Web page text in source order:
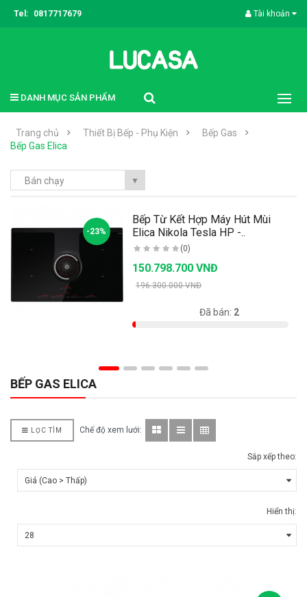
Tel: 0817717679 Tài khoản
DANH MỤC SẢN PHẨM
Trang chủ Thiết Bị Bếp - Phụ Kiện
Bếp Gas
Bếp Gas Elica
Bán chạy ▼
-23%
Bếp Từ Kết Hợp Máy Hút Mùi
Elica Nikola Tesla HP -..
(0)
150.798.700 VNĐ
196.300.000 VNĐ
Đã bán: 2
BẾP GAS ELICA
LỌC TÌM Chế độ xem lưới:
Sắp xếp theo:
Hiển thị: